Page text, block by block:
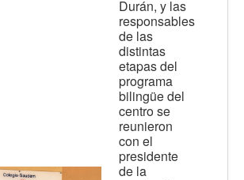
Durán, y las
responsables
de las
distintas
etapas del
programa
bilingüe del
centro se
reunieron
con el
presidente
de la